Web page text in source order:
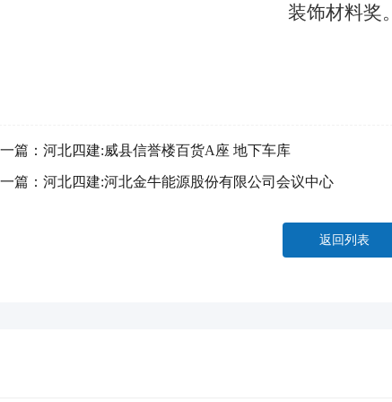
装饰材料奖。
篇： 河北四建:威县信誉楼百货A座 地下车库
篇： 河北四建:河北金牛能源股份有限公司会议中心
返回列表